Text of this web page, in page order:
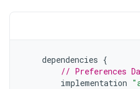
dependencies {
// Preferences
implementation